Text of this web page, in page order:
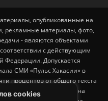
cookies
опубликованные на
рекламные материалы, фото,
- являются объектами
с действующим
Федерации. Допускается
СМИ «Пульс Хакасии» в
процентов от общего текста
гиперссылки на